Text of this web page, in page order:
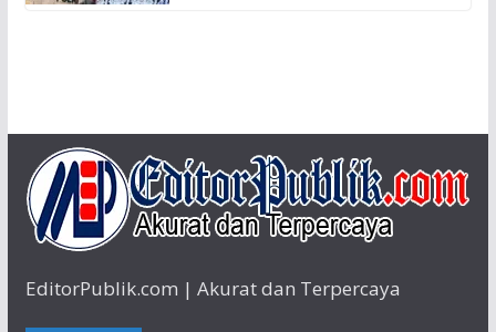
EditorPublik.com | Akurat dan Terpercaya